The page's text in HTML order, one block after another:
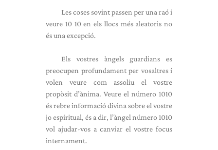
Les coses sovint passen per una raó i
veure 10 10 en els llocs més aleatoris no
és una excepció.
Els vostres àngels guardians es
preocupen profundament per vosaltres i
volen veure com assoliu el vostre
propòsit d’ànima. Veure el número 1010
és rebre informació divina sobre el vostre
jo espiritual, és a dir, l’àngel número 1010
vol ajudar-vos a canviar el vostre focus
internament.